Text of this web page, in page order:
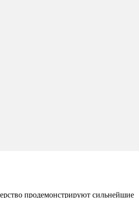
продемонстрируют сильнейшие